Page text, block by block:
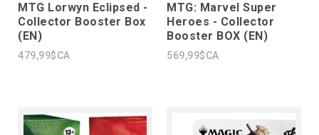
MTG Lorwyn Eclipsed -
Collector Booster Box
(EN)
479,99$CA
MTG: Marvel Super
Heroes - Collector
Booster BOX (EN)
569,99$CA
SALE